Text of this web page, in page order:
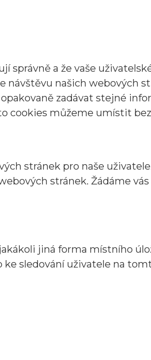
správně a že vaše
návštěvu našich webových
zadávat stejné
cookies můžeme umístit bez
stránek pro naše
stránek. Žádáme
jiná forma místního
sledování uživatele na